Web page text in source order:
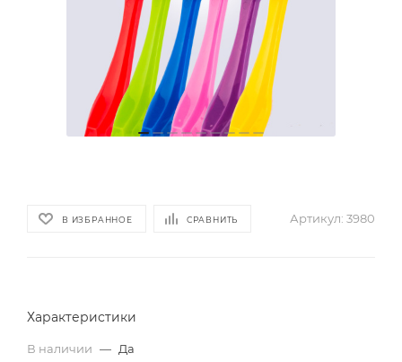
В ИЗБРАННОЕ СРАВНИТЬ Артикул: 3980
Характеристики
В наличии — Да